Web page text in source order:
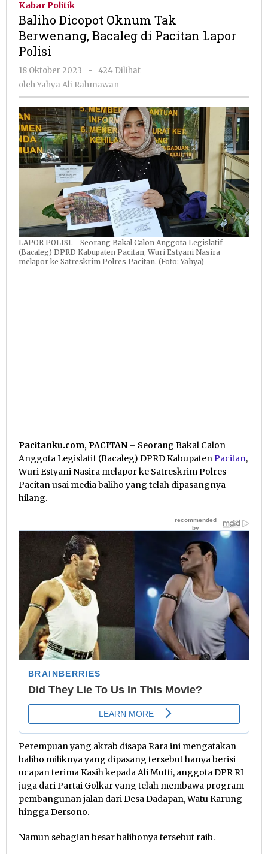
Bacaleg
Kabar Politik
Baliho Dicopot Oknum Tak
Berwenang, Bacaleg di Pacitan Lapor
Polisi
18 Oktober 2023
oleh
Yahya
-
424 Dilihat
olehYahya Ali Rahmawan
LAPOR POLISI. –Seorang Bakal Calon Anggota Legislatif
(Bacaleg) DPRD Kabupaten Pacitan, Wuri Estyani Nasira
melapor ke Satreskrim Polres Pacitan. (Foto: Yahya)
Pacitanku.com, PACITAN – Seorang Bakal Calon
Anggota Legislatif (Bacaleg) DPRD KabupatenPacitan,
Wuri Estyani Nasira melapor ke Satreskrim Polres
Pacitan usai media baliho yang telah dipasangnya
hilang.
Perempuan yang akrab disapa Rara ini mengatakan
baliho miliknya yang dipasang tersebut hanya berisi
ucapan terima Kasih kepada Ali Mufti, anggota DPR RI
juga dari Partai Golkar yang telah membawa program
pembangunan jalan dari Desa Dadapan, Watu Karung
hingga Dersono.
Namun sebagian besar balihonya tersebut raib.